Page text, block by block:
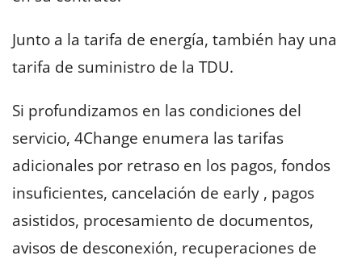
Junto a la tarifa de energía, también hay una
tarifa de suministro de la TDU.
Si profundizamos en las condiciones del
servicio, 4Change enumera las tarifas
adicionales por retraso en los pagos, fondos
insuficientes, cancelación de early , pagos
asistidos, procesamiento de documentos,
avisos de desconexión, recuperaciones de